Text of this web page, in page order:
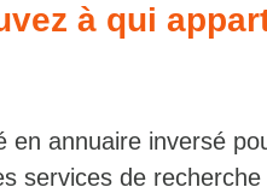
à qui
en annuaire inversé
services de